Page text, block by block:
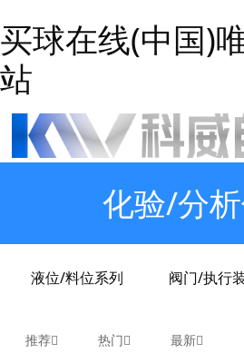
买球在线(中国)
站
化验/分
液位/料位系列 阀门/执行
推荐 热门 最新